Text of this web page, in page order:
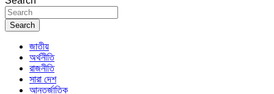
Search
জাতীয়
অর্থনীতি
রাজনীতি
সারা দেশ
আন্তর্জাতিক